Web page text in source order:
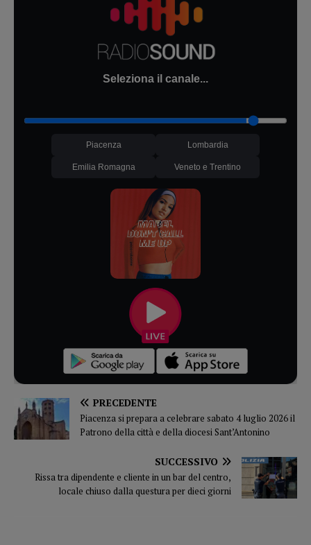
Seleziona il canale...
Piacenza Lombardia
Emilia Romagna Veneto e Trentino
PRECEDENTE
Piacenza si prepara a celebrare sabato 4 luglio 2026 il
Patrono della città e della diocesi Sant’Antonino
SUCCESSIVO
Rissa tra dipendente e cliente in un bar del centro,
locale chiuso dalla questura per dieci giorni